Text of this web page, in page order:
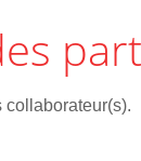
collaborateur(s).